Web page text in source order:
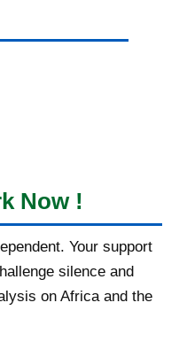
Now !
Your support
silence and
on Africa and the